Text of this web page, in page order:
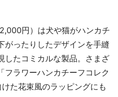
円）は犬や猫がハンカチ
がったりしたデザインを手縫
したコミカルな製品。さまざ
フラワーハンカチーフコレク
た花束風のラッピングにも